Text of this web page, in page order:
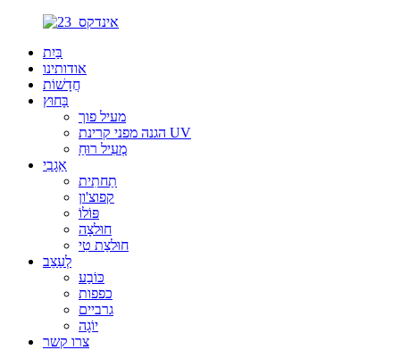
בַּיִת
אודותינו
חֲדָשׁוֹת
בָּחוּץ
מעיל פוך
הגנה מפני קרינת UV
מְעִיל רוּחַ
אַגָבִי
תַחתִית
קפוצ'ון
פּוֹלוֹ
חוּלצָה
חוּלצַת טִי
לְעַצֵב
כּוֹבַע
כפפות
גרביים
יוֹגָה
צרו קשר